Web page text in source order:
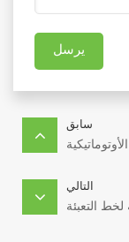
يرسل
سابق
التالي
لخط التعبئة